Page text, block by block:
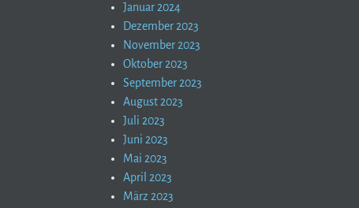
Januar 2024
Dezember 2023
November 2023
Oktober 2023
September 2023
August 2023
Juli 2023
Juni 2023
Mai 2023
April 2023
März 2023